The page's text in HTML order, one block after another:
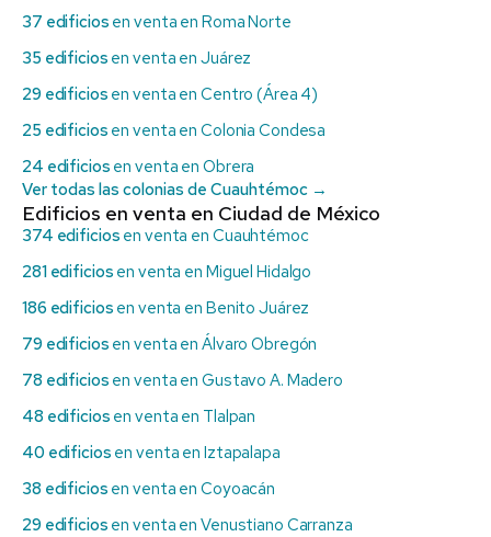
37 edificios en venta en Roma Norte
35 edificios en venta en Juárez
29 edificios en venta en Centro (Área 4)
25 edificios en venta en Colonia Condesa
24 edificios en venta en Obrera
Ver todas las colonias de Cuauhtémoc →
Edificios en venta en Ciudad de México
374 edificios en venta en Cuauhtémoc
281 edificios en venta en Miguel Hidalgo
186 edificios en venta en Benito Juárez
79 edificios en venta en Álvaro Obregón
78 edificios en venta en Gustavo A. Madero
48 edificios en venta en Tlalpan
40 edificios en venta en Iztapalapa
38 edificios en venta en Coyoacán
29 edificios en venta en Venustiano Carranza